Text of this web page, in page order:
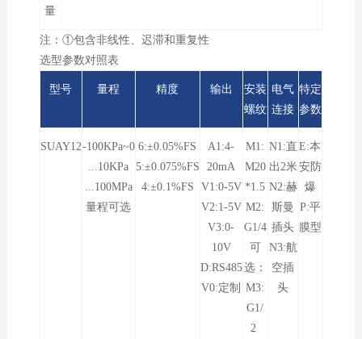
量
注：①包含非线性、迟滞和重复性
选型参数对照表
型号 量程 精度 输出
安装
螺纹
电气
连接
特定
参数
SUAY12-100KPa~0
...10KPa
...100MPa
量程可选
6:±0.05%FS
5:±0.075%FS
4:±0.1%FS
A1:4-
20mA
V1:0-5V
V2:1-5V
V3:0-
10V
D:RS485
V0:定制
M1:
M20
*1.5
M2:
G1/4
可
选：
M3:
G1/
2
N1:直
出2米
N2:赫
斯曼
插头
N3:航
空插
头
E:本
安防
爆
P:平
膜型